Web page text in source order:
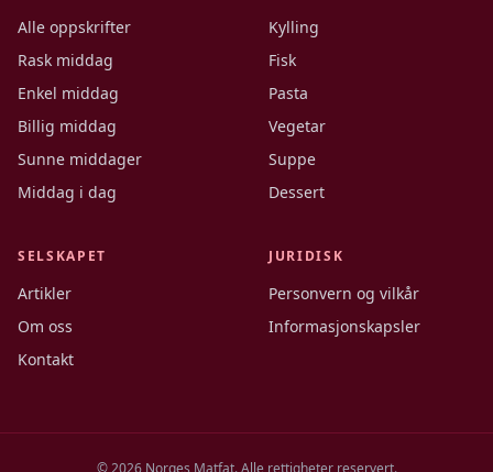
Alle oppskrifter
Rask middag
Enkel middag
Billig middag
Sunne middager
Middag i dag
Kylling
Fisk
Pasta
Vegetar
Suppe
Dessert
SELSKAPET
Artikler
Om oss
Kontakt
JURIDISK
Personvern og vilkår
Informasjonskapsler
© 2026Norges Matfat. Alle rettigheter reservert.